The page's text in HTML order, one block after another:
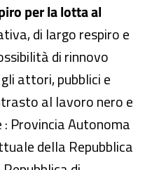
per la lotta al
di largo respiro e
di rinnovo
attori, pubblici e
al lavoro nero e
Provincia Autonoma
della Repubblica